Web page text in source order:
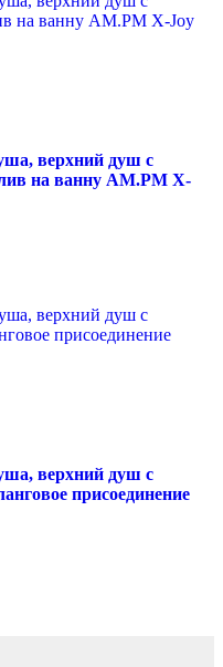
верхний душ с
на ванну AM.PM X-
верхний душ с
присоединение